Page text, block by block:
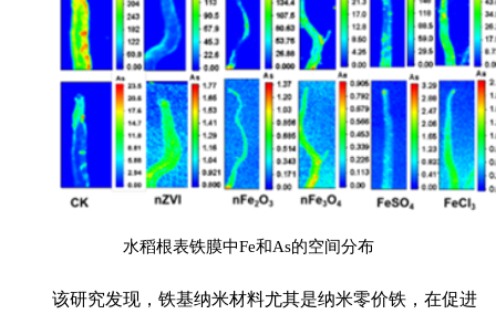
水稻根表铁膜中Fe和As的空间分布
该研究发现，铁基纳米材料尤其是纳米零价铁，在促进